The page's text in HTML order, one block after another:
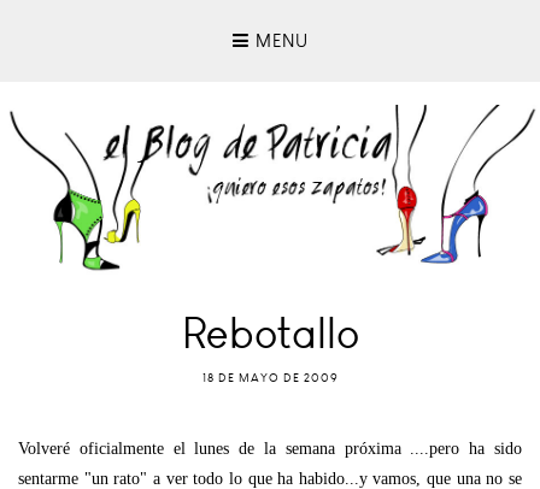
MENU
Rebotallo
18 DE MAYO DE 2009
Volveré oficialmente el lunes de la semana próxima ....pero ha sido
sentarme "un rato" a ver todo lo que ha habido...y vamos, que una no se